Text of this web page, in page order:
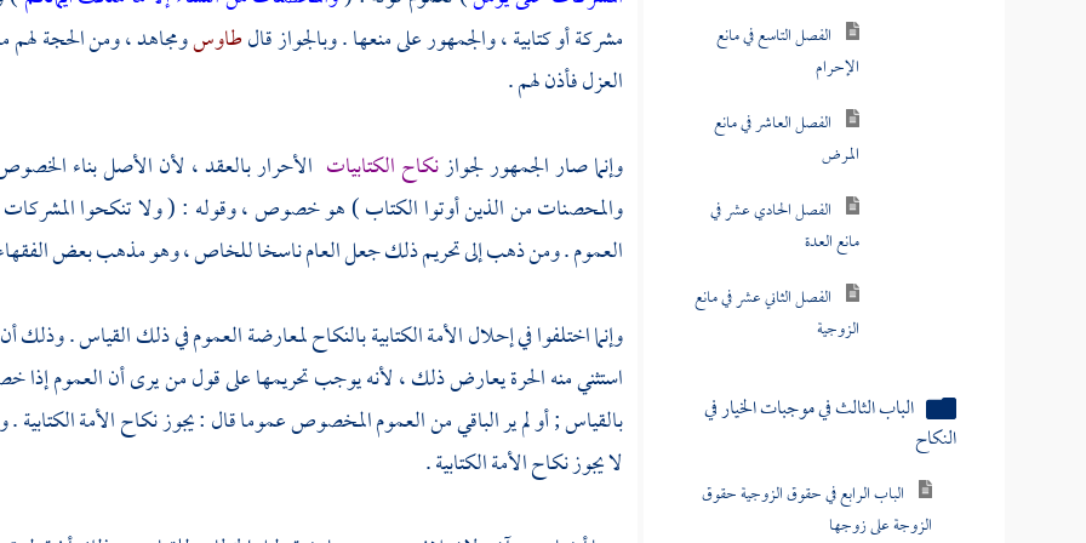
الفصل التاسع في مانع
الإحرام
الفصل العاشر في مانع
المرض
الفصل الحادي عشر في
مانع العدة
الفصل الثاني عشر في مانع
الزوجية
الباب الثالث في موجبات الخيار في
النكاح
الباب الرابع في حقوق الزوجية حقوق
الزوجة على زوجها
مشركة أو كتابية ، والجمهور على منعها . وبالجواز قالطاوسومجاهد، ومن الحجة لهم
العزل فأذن لهم .
وإنما صار الجمهور لجوازنكاح الكتابيات الأحرار بالعقد ، لأن الأصل بناء
والمحصنات من الذين أوتوا الكتاب ) هو خصوص ، وقوله : ( ولا تنكحوا
العموم . ومن ذهب إلى تحريم ذلك جعل العام ناسخا للخاص ، وهو مذهب بعض
وإنما اختلفوا في إحلال الأمة الكتابية بالنكاح لمعارضة العموم في ذلك القياس . وذلك
استثني منه الحرة يعارض ذلك ، لأنه يوجب تحريمها على قول من يرى أن العموم
بالقياس ; أو لم ير الباقي من العموم المخصوص عموما قال : يجوز نكاح الأمة
لا يجوز نكاح الأمة الكتابية .